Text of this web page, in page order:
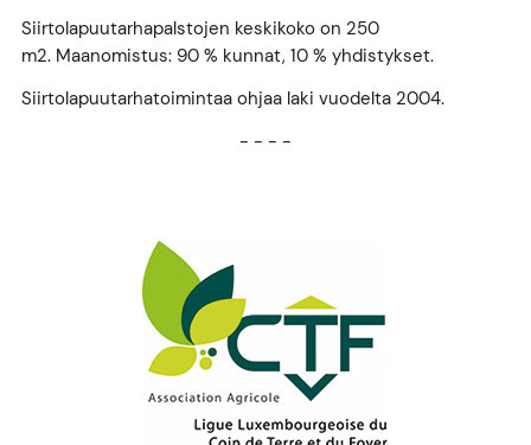
Siirtolapuutarhapalstojen keskikoko on 250
m2. Maanomistus: 90 % kunnat, 10 % yhdistykset.
Siirtolapuutarhatoimintaa ohjaa laki vuodelta 2004.
- - - -